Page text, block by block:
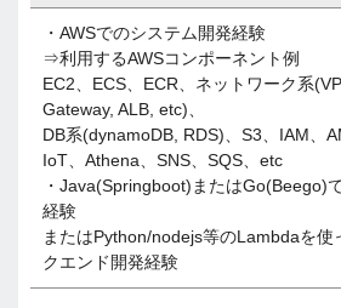
・AWSでのシステム開発経験
⇒利用するAWSコンポーネント例
EC2、ECS、ECR、ネットワーク系
Gateway, ALB, etc)、
DB系(dynamoDB, RDS)、S3、IAM、
IoT、Athena、SNS、SQS、etc
・Java(Springboot)またはGo(Beego)
経験
またはPython/nodejs等のLambdaを使
クエンド開発経験